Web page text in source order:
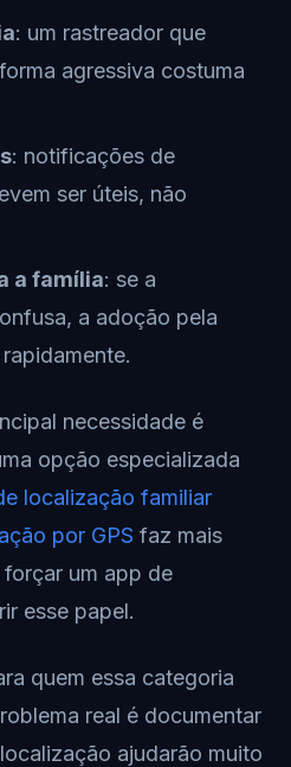
: um rastreador que
agressiva costuma
: notificações de
ser úteis, não
a família: se a
a adoção pela
necessidade é
opção especializada
localização familiar
por GPS faz mais
um app de
esse papel.
quem essa categoria
real é documentar
ajudarão muito